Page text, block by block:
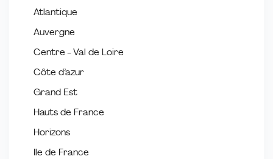
Atlantique
Auvergne
Centre - Val de Loire
Côte d’azur
Grand Est
Hauts de France
Horizons
Ile de France